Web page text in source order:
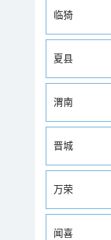
临猗
夏县
渭南
晋城
万荣
闻喜